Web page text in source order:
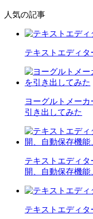
人気の記事
テキストエディタ
ヨーグルトメー
引き出してみた
テキストエディタ
開、自動保存機
テキストエディ